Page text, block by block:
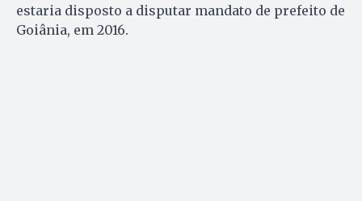
estaria disposto a disputar mandato de prefeito de
Goiânia, em 2016.